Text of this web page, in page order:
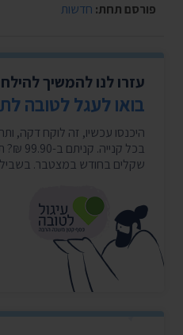
פורסם תחת: חדשות
עזרו לנו להמשיך
בואו לעגל לטובה
היכנסו עכשיו, זה לוקח דקה,
שקלים בחודש במצטבר.